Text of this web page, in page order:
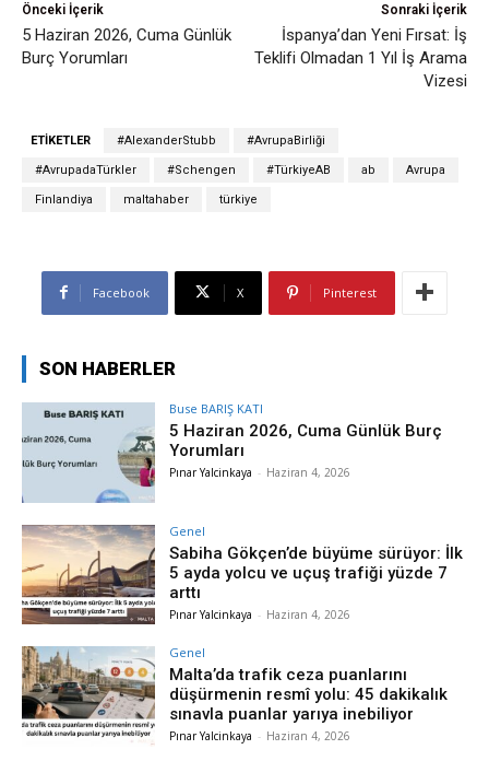
Önceki İçerik
5 Haziran 2026, Cuma Günlük
Burç Yorumları
Sonraki İçerik
İspanya’dan Yeni Fırsat: İş
Teklifi Olmadan 1 Yıl İş Arama
Vizesi
ETIKETLER #AlexanderStubb #AvrupaBirliği
#AvrupadaTürkler #Schengen #TürkiyeAB ab Avrupa
Finlandiya maltahaber türkiye
Facebook X Pinterest
SON HABERLER
Buse BARIŞ KATI
5 Haziran 2026, Cuma Günlük Burç
Yorumları
Pınar Yalcinkaya - Haziran 4, 2026
Genel
Sabiha Gökçen’de büyüme sürüyor: İlk
5 ayda yolcu ve uçuş trafiği yüzde 7
arttı
Pınar Yalcinkaya - Haziran 4, 2026
Genel
Malta’da trafik ceza puanlarını
düşürmenin resmî yolu: 45 dakikalık
sınavla puanlar yarıya inebiliyor
Pınar Yalcinkaya - Haziran 4, 2026